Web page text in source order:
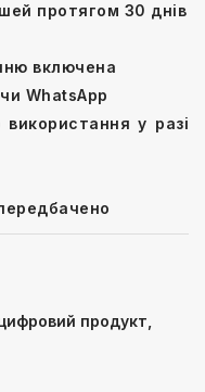
протягом 30 днів
включена
WhatsApp
у разі
продукт,